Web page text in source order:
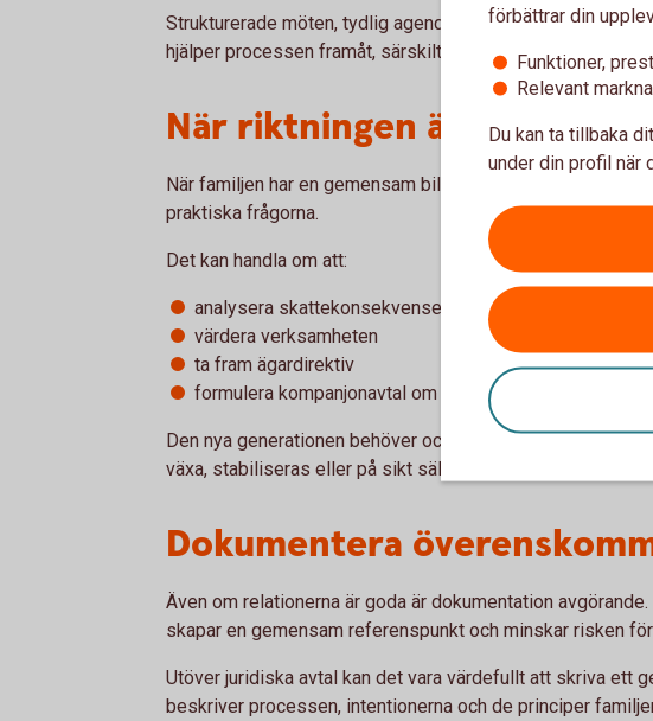
Strukturerade möten, tydlig agenda och dokumentation av
hjälper processen framåt, särskilt när samtalen blir
När riktningen är satt – gå
När familjen har en gemensam bild av vägen framåt är det
praktiska frågorna.
Det kan handla om att:
analysera skattekonsekvenser
värdera verksamheten
ta fram ägardirektiv
formulera kompanjonavtal om flera ska äga tillsammans
Den nya generationen behöver också ofta tydliggöra sina
växa, stabiliseras eller på sikt säljas vidare?
Dokumentera
Även om relationerna är goda är dokumentation
skapar en gemensam referenspunkt och minskar risken
Utöver juridiska avtal kan det vara värdefullt att skriva ett
beskriver processen, intentionerna och de principer
förbättrar din
Funktioner,
Relevant
Du kan ta tillbaka
under din profil när